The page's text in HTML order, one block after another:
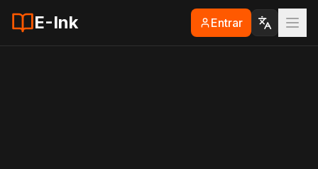
E-Ink Entrar